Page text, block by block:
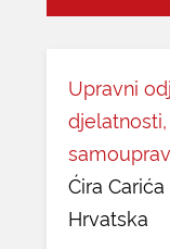
Upravni
Ćira
Hrvatska